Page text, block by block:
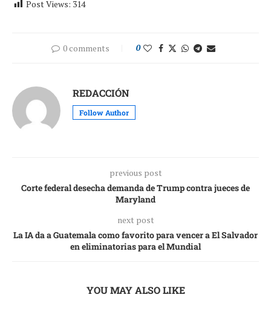
Post Views: 314
0 comments 0
REDACCIÓN
Follow Author
previous post
Corte federal desecha demanda de Trump contra jueces de
Maryland
next post
La IA da a Guatemala como favorito para vencer a El Salvador
en eliminatorias para el Mundial
YOU MAY ALSO LIKE